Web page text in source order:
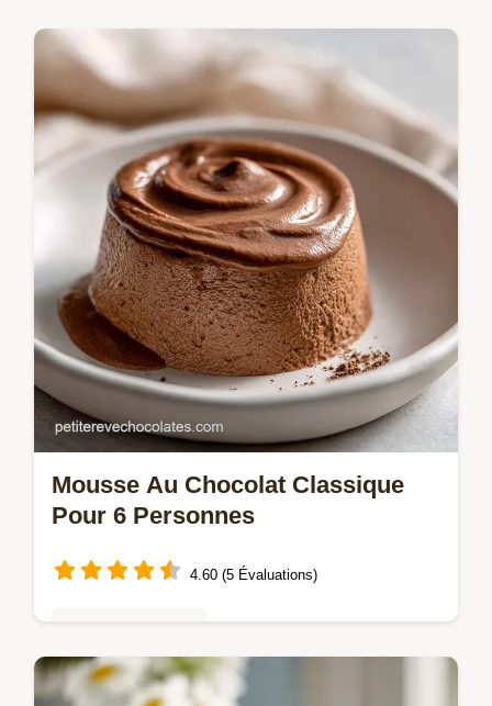
Maîtrisez la meilleure recette ganache
chocolat pour un nappage parfait. Inclut un
guide de ratio ganache chocolat précis et
une liste des erreurs courantes.
Mousse Au Chocolat Classique
Pour 6 Personnes
4.60 (5 Évaluations)
Apprenez la recette de Mousse au chocolat